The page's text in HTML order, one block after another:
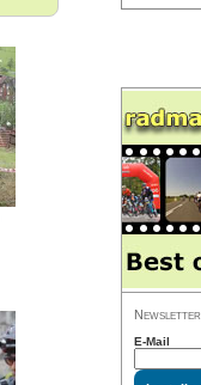
Newsletter
E-Mail